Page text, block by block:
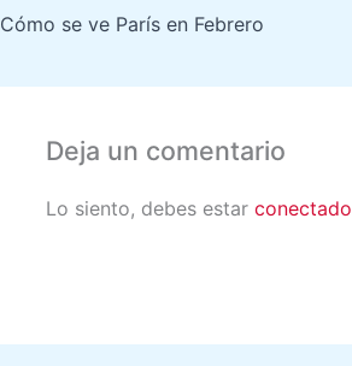
Cómo se ve París en Febrero
Deja un comentario
Lo siento, debes estar conectado